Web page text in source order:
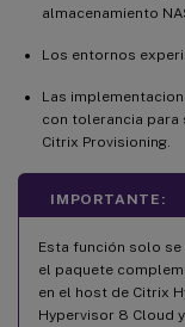
almacenamiento
Los entornos
Las
con tolerancia para
Citrix Provisioning.
IMPORTANTE:
Esta función solo se
el paquete
en el host de Citrix
Hypervisor 8 Cloud